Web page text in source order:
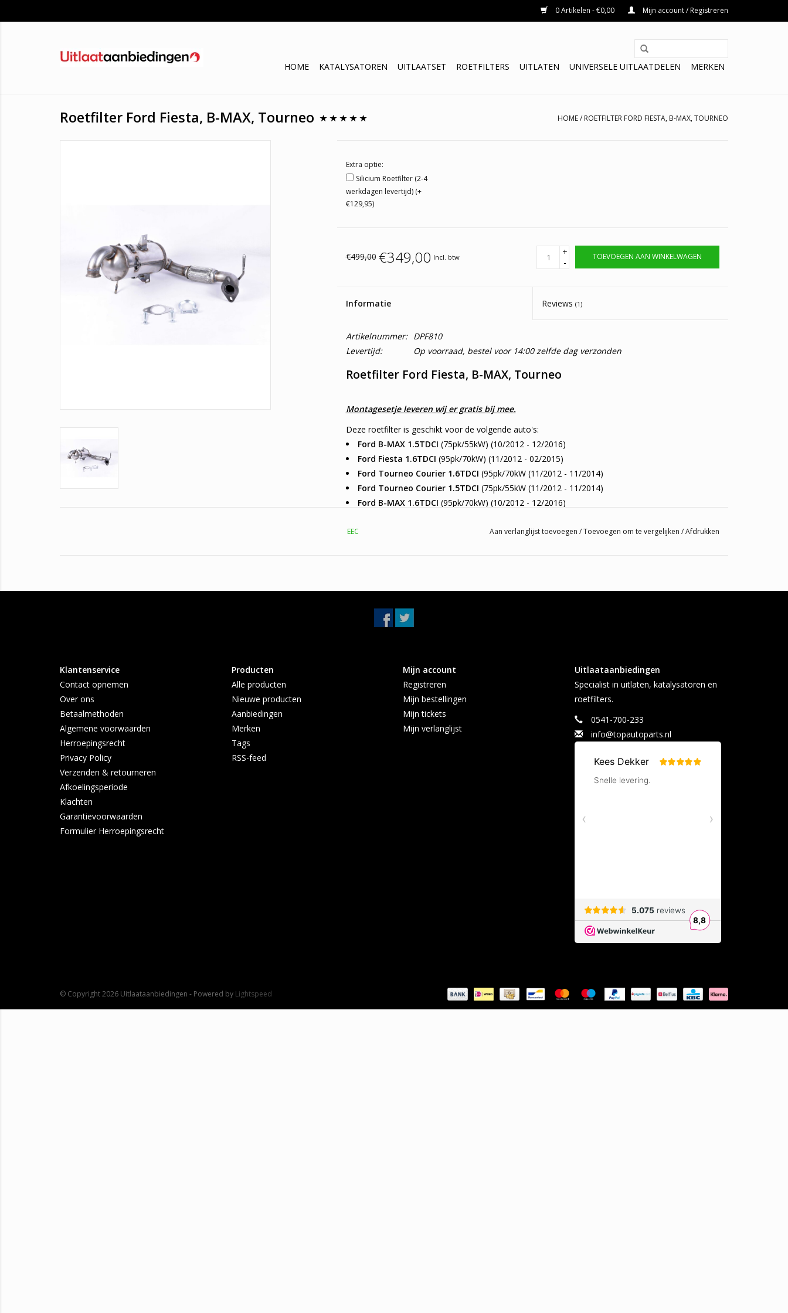
0 Artikelen - €0,00 Mijn account / Registreren
HOME KATALYSATOREN UITLAATSET ROETFILTERS UITLATEN UNIVERSELE UITLAATDELEN MERKEN
Roetfilter Ford Fiesta, B-MAX, Tourneo HOME/ ROETFILTER FORD FIESTA, B-MAX, TOURNEO
Extra optie:
Silicium Roetfilter (2-4
werkdagen levertijd) (+
€129,95)
€499,00 €349,00 Incl. btw
+
-
TOEVOEGEN AAN WINKELWAGEN
Informatie Reviews(1)
Artikelnummer:
DPF810
Levertijd:
Op voorraad, bestel voor 14:00 zelfde dag verzonden
Roetfilter Ford Fiesta, B-MAX, Tourneo
Montagesetje leveren wij er gratis bij mee.
Deze roetfilter is geschikt voor de volgende auto's:
Ford B-MAX 1.5TDCI (75pk/55kW) (10/2012 - 12/2016)
Ford Fiesta 1.6TDCI (95pk/70kW) (11/2012 - 02/2015)
Ford Tourneo Courier 1.6TDCI (95pk/70kW (11/2012 - 11/2014)
Ford Tourneo Courier 1.5TDCI (75pk/55kW (11/2012 - 11/2014)
Ford B-MAX 1.6TDCI (95pk/70kW) (10/2012 - 12/2016)
2111844
AV215H270RC
Twijfelt u of deze roetfilter geschikt is voor uw auto?
Heeft u vragen? Aan de hand van uw kenteken of chassisnummer kunnen wij uitzoeken welke
roetfilter de juiste is, neem gerust contact op:
EEC Aan verlanglijst toevoegen /Toevoegen om te vergelijken /Afdrukken
Klantenservice
Contact opnemen
Over ons
Betaalmethoden
Algemene voorwaarden
Herroepingsrecht
Privacy Policy
Verzenden & retourneren
Afkoelingsperiode
Klachten
Garantievoorwaarden
Formulier Herroepingsrecht
Producten
Alle producten
Nieuwe producten
Aanbiedingen
Merken
Tags
RSS-feed
Mijn account
Registreren
Mijn bestellingen
Mijn tickets
Mijn verlanglijst
Uitlaataanbiedingen
Specialist in uitlaten, katalysatoren en
roetfilters.
0541-700-233
info@topautoparts.nl
© Copyright 2026 Uitlaataanbiedingen - Powered by Lightspeed